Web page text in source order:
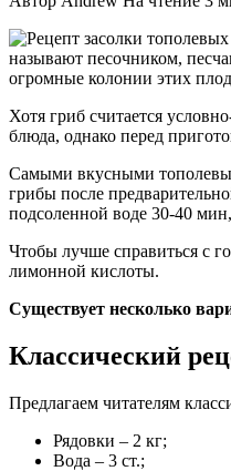
называют песочником,
огромные колонии этих
Хотя гриб считается
блюда, однако перед
Самыми вкусными
грибы после
подсоленной воде 30-40
Чтобы лучше справиться с
лимонной кислоты.
Существует несколько
Классический
Предлагаем читателям
Рядовки – 2 кг;
Вода – 3 ст.;